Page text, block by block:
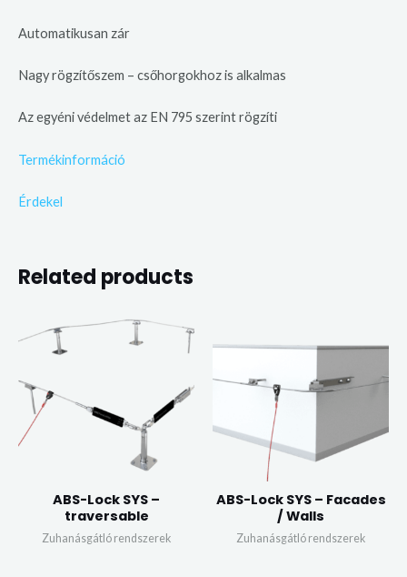
Automatikusan zár
Nagy rögzítőszem – csőhorgokhoz is alkalmas
Az egyéni védelmet az EN 795 szerint rögzíti
Termékinformáció
Érdekel
Related products
ABS-Lock SYS –
traversable
Zuhanásgátló rendszerek
ABS-Lock SYS – Facades
/ Walls
Zuhanásgátló rendszerek